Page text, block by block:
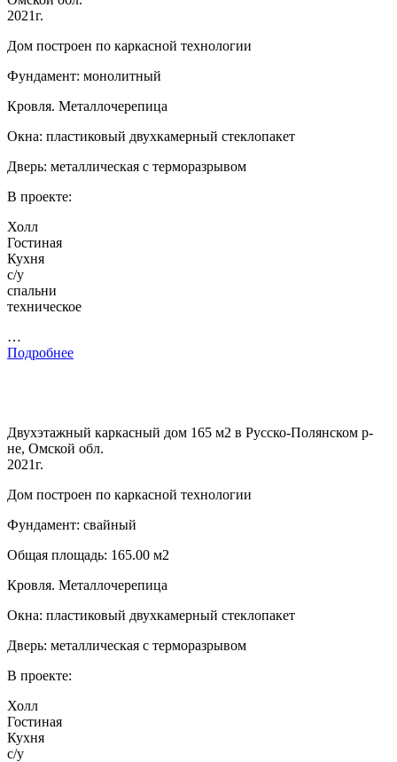
2021г.
Дом построен по каркасной технологии
Фундамент: монолитный
Кровля. Металлочерепица
Окна: пластиковый двухкамерный стеклопакет
Дверь: металлическая с терморазрывом
В проекте:
Холл
Гостиная
Кухня
с/у
спальни
техническое
…
Подробнее
Двухэтажный каркасный дом 165 м2 в Русско-Полянском р-
не, Омской обл.
2021г.
Дом построен по каркасной технологии
Фундамент: свайный
Общая площадь: 165.00 м2
Кровля. Металлочерепица
Окна: пластиковый двухкамерный стеклопакет
Дверь: металлическая с терморазрывом
В проекте:
Холл
Гостиная
Кухня
с/у